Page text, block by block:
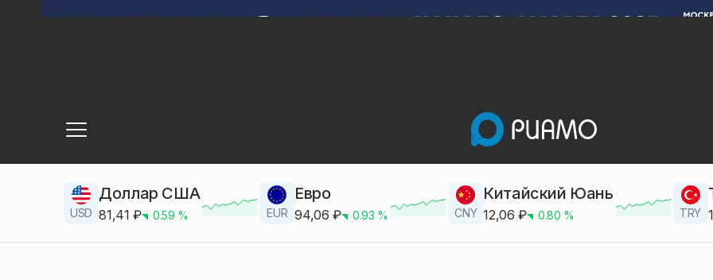
USD
Доллар США
81,41 ₽ 0.59 % EUR
Евро
94,06 ₽ 0.93 % CNY
Китайский Юань
12,06 ₽ 0.80 % TRY